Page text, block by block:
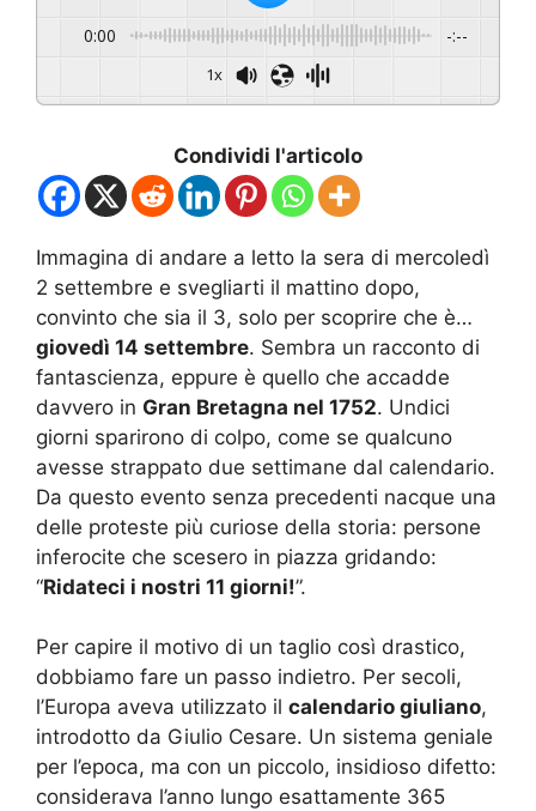
0:00 -:--
1x
Condividi l'articolo
Immagina di andare a letto la sera di mercoledì
2 settembre e svegliarti il mattino dopo,
convinto che sia il 3, solo per scoprire che è…
giovedì 14 settembre. Sembra un racconto di
fantascienza, eppure è quello che accadde
davvero in Gran Bretagna nel 1752. Undici
giorni sparirono di colpo, come se qualcuno
avesse strappato due settimane dal calendario.
Da questo evento senza precedenti nacque una
delle proteste più curiose della storia: persone
inferocite che scesero in piazza gridando:
“Ridateci i nostri 11 giorni!”.
Per capire il motivo di un taglio così drastico,
dobbiamo fare un passo indietro. Per secoli,
l’Europa aveva utilizzato il calendario giuliano,
introdotto da Giulio Cesare. Un sistema geniale
per l’epoca, ma con un piccolo, insidioso difetto:
considerava l’anno lungo esattamente 365